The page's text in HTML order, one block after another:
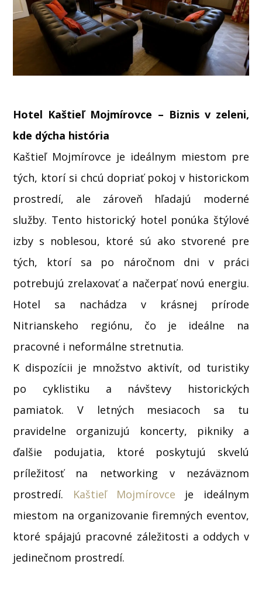
Hotel Kaštieľ Mojmírovce – Biznis v zeleni,
kde dýcha história
Kaštieľ Mojmírovce je ideálnym miestom pre
tých, ktorí si chcú dopriať pokoj v historickom
prostredí, ale zároveň hľadajú moderné
služby. Tento historický hotel ponúka štýlové
izby s noblesou, ktoré sú ako stvorené pre
tých, ktorí sa po náročnom dni v práci
potrebujú zrelaxovať a načerpať novú energiu.
Hotel sa nachádza v krásnej prírode
Nitrianskeho regiónu, čo je ideálne na
pracovné i neformálne stretnutia.
K dispozícii je množstvo aktivít, od turistiky
po cyklistiku a návštevy historických
pamiatok. V letných mesiacoch sa tu
pravidelne organizujú koncerty, pikniky a
ďalšie podujatia, ktoré poskytujú skvelú
príležitosť na networking v nezáväznom
prostredí. Kaštieľ Mojmírovce je ideálnym
miestom na organizovanie firemných eventov,
ktoré spájajú pracovné záležitosti a oddych v
jedinečnom prostredí.